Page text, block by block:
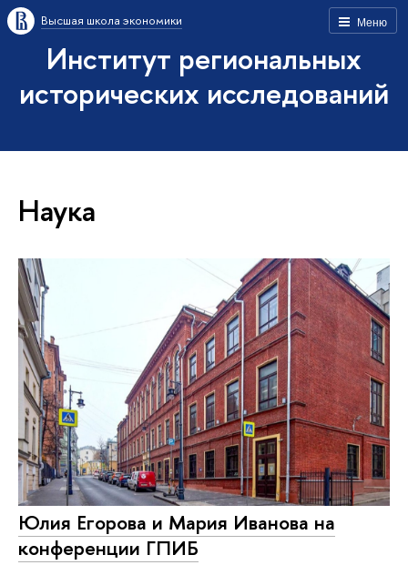
Меню
Высшая школа экономики
Институт региональных
исторических исследований
Наука
Юлия Егорова и Мария Иванова на
конференции ГПИБ